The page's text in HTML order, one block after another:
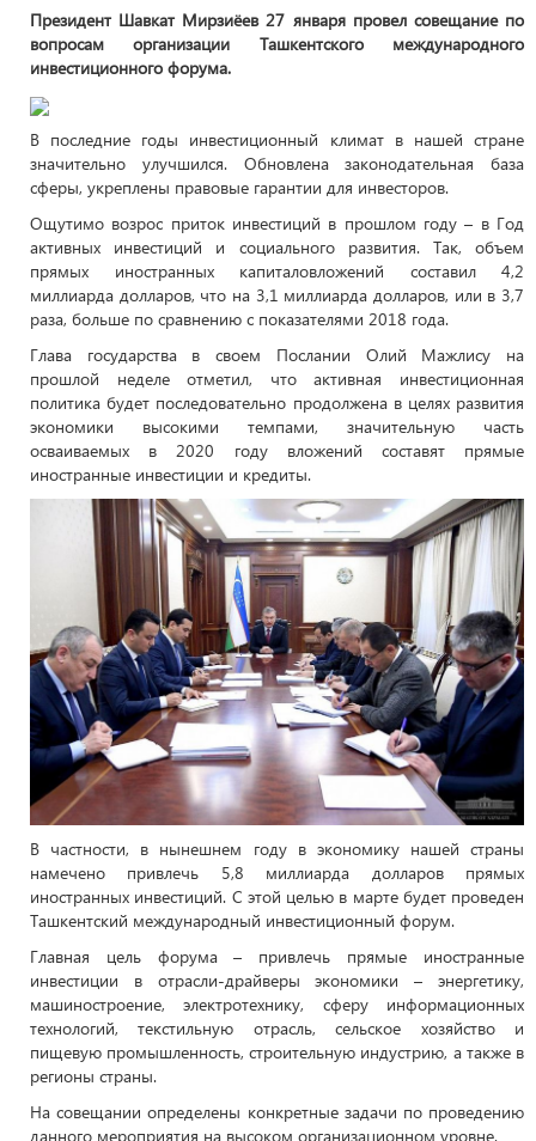
Президент Шавкат Мирзиёев 27 января провел совещание по
вопросам организации Ташкентского международного
инвестиционного форума.
В последние годы инвестиционный климат в нашей стране
значительно улучшился. Обновлена законодательная база
сферы, укреплены правовые гарантии для инвесторов.
Ощутимо возрос приток инвестиций в прошлом году – в Год
активных инвестиций и социального развития. Так, объем
прямых иностранных капиталовложений составил 4,2
миллиарда долларов, что на 3,1 миллиарда долларов, или в 3,7
раза, больше по сравнению с показателями 2018 года.
Глава государства в своем Послании Олий Мажлису на
прошлой неделе отметил, что активная инвестиционная
политика будет последовательно продолжена в целях развития
экономики высокими темпами, значительную часть
осваиваемых в 2020 году вложений составят прямые
иностранные инвестиции и кредиты.
В частности, в нынешнем году в экономику нашей страны
намечено привлечь 5,8 миллиарда долларов прямых
иностранных инвестиций. С этой целью в марте будет проведен
Ташкентский международный инвестиционный форум.
Главная цель форума – привлечь прямые иностранные
инвестиции в отрасли-драйверы экономики – энергетику,
машиностроение, электротехнику, сферу информационных
технологий, текстильную отрасль, сельское хозяйство и
пищевую промышленность, строительную индустрию, а также в
регионы страны.
На совещании определены конкретные задачи по проведению
данного мероприятия на высоком организационном уровне.